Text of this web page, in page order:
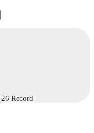
Record